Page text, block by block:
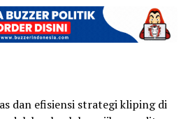
dan efisiensi strategi kliping di